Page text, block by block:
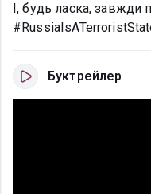
І, будь ласка, завжди
Буктрейлер